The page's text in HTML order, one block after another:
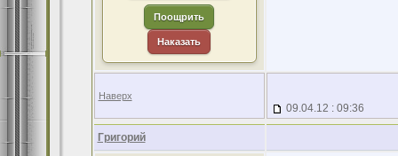
Поощрить
Наказать
Наверх
09.04.12 : 09:36
Григорий